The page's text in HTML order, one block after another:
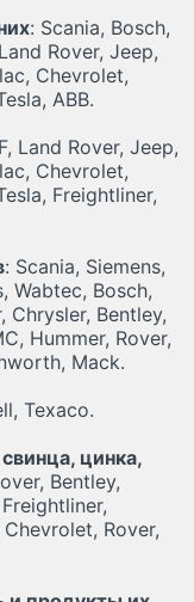
: Scania, Bosch,
Rover, Јеер,
Chevrolet,
ABB.
Land Rover, Jeep,
Chevrolet,
Freightliner,
: Scania, Siemens,
Wabtec, Bosch,
Chrysler, Bentley,
Hummer, Rover,
Mack.
Техасо.
цинка,
Bentley,
Rover,